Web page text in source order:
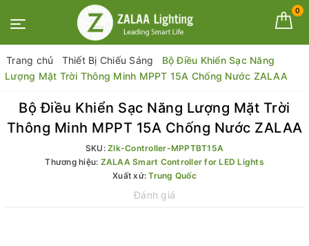
0
Trang chủ Thiết Bị Chiếu Sáng
Bộ Điều Khiển Sạc Năng
Lượng Mặt Trời Thông Minh MPPT 15A Chống Nước ZALAA
Bộ Điều Khiển Sạc Năng Lượng Mặt Trời
Thông Minh MPPT 15A Chống Nước ZALAA
SKU:Zlk-Controller-MPPTBT15A
Thương hiệu: ZALAA Smart Controller for LED Lights
Xuất xứ:Trung Quốc
Đánh giá